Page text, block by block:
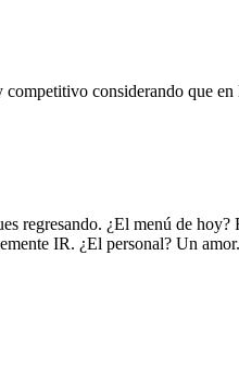
considerando que
regresando. ¿El menú de
IR. ¿El personal? Un